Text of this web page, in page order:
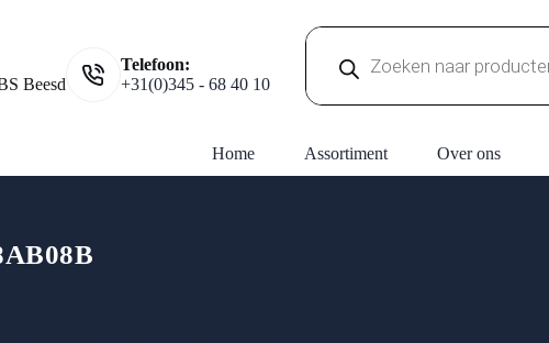
Beesd
Telefoon:
+31(0)345 - 68 40 10
zoeken
Home Assortiment Over ons